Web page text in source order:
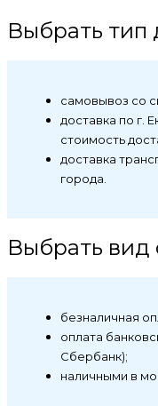
Выбрать тип
самовывоз со
доставка по г.
стоимость
доставка
города.
Выбрать вид
безналичная
оплата
Сбербанк);
наличными в